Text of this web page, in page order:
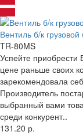
Вентиль б/к грузовой
TR-80MS
Успейте приобрести
цене раньше своих
зарекомендовала
Производитель
выбранный вами
среди конкурент..
131.20 р.